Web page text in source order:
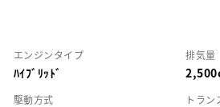
エンジンタイプ
ﾊｲﾌﾞﾘｯﾄﾞ
排気量
駆動方式 トラン